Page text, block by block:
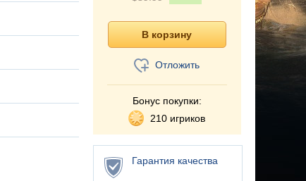
Отложить
Бонус покупки:
210 игриков
Гарантия качества